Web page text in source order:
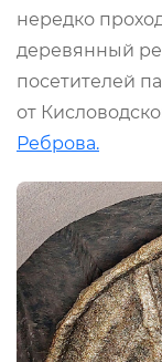
нередко
деревянный
посетителей
от
Реброва.